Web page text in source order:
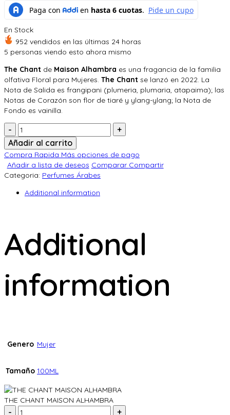
original
actual
En Stock
952 vendidos en las últimas 24 horas
5 personas viendo esto ahora mismo
The Chant de Maison Alhambra es una fragancia de la familia
olfativa Floral para Mujeres. The Chant se lanzó en 2022. La
Nota de Salida es frangipani (plumeria, plumaria, atapaima); las
Notas de Corazón son flor de tiaré y ylang-ylang; la Nota de
Fondo es vainilla.
Cantidad:
Añadir al carrito
Compra Rapida Más opciones de pago
Añadir a lista de deseos Comparar Compartir
Categoria: Perfumes Árabes
Additional information
Additional
information
Genero Mujer
Tamaño 100ML
THE CHANT MAISON ALHAMBRA
Cantidad: